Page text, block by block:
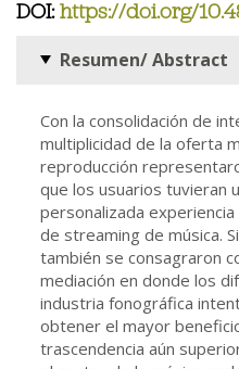
DOI: https://doi.org/
Resumen/ Abstract
Con la consolidación de
multiplicidad de la oferta
reproducción
que los usuarios tuvieran
personalizada
de streaming de música.
también se consagraron
mediación en donde los
industria fonográfica
obtener el mayor
trascendencia aún